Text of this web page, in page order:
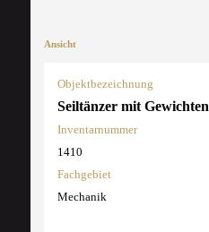
Ansicht
Objektbezeichnung
Seiltänzer mit Gewichten
Inventarnummer
1410
Fachgebiet
Mechanik